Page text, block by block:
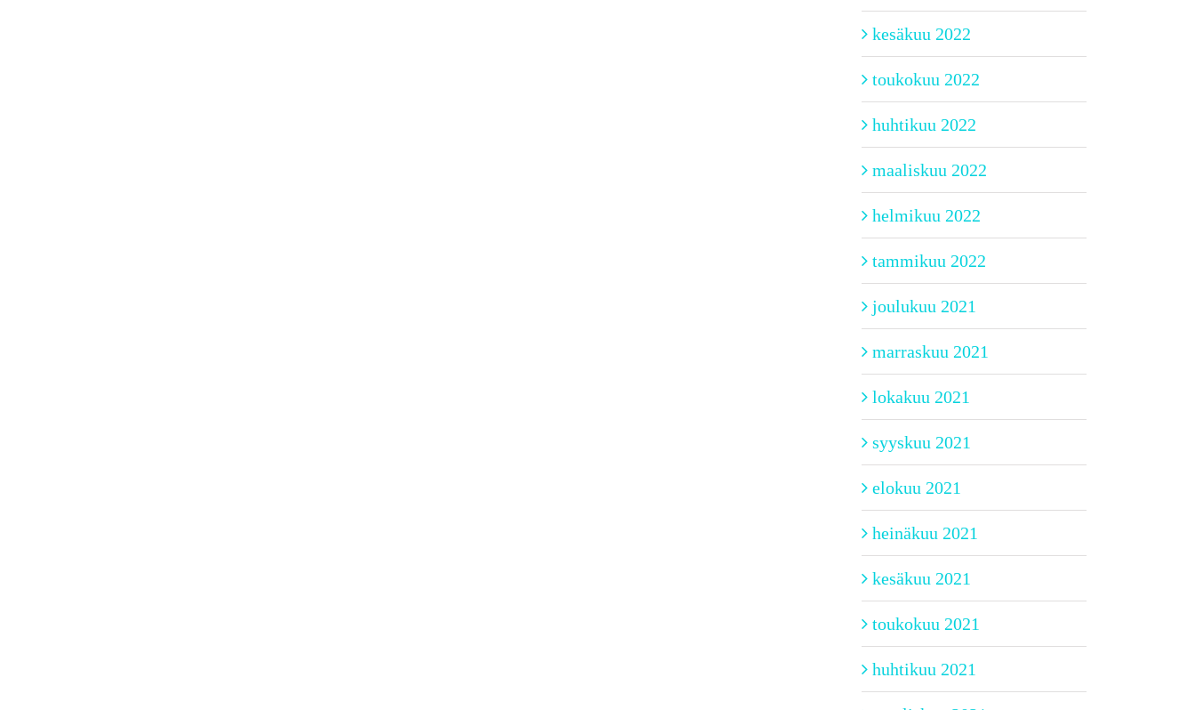
kesäkuu 2022
toukokuu 2022
huhtikuu 2022
maaliskuu 2022
helmikuu 2022
tammikuu 2022
joulukuu 2021
marraskuu 2021
lokakuu 2021
syyskuu 2021
elokuu 2021
heinäkuu 2021
kesäkuu 2021
toukokuu 2021
huhtikuu 2021